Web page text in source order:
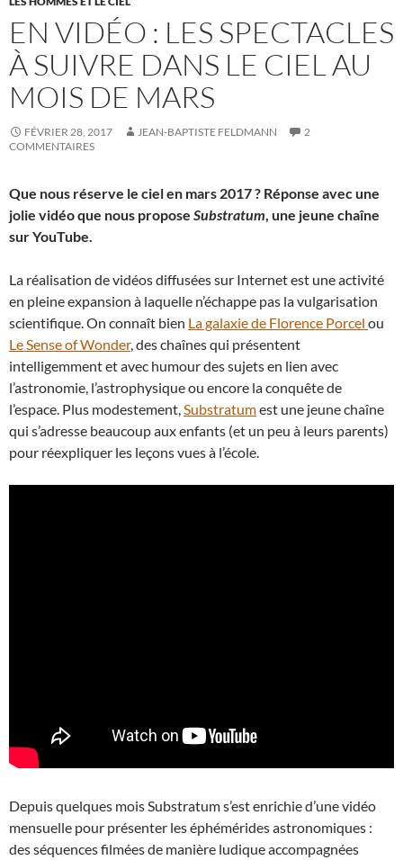
EN VIDÉO : LES SPECTACLES
À SUIVRE DANS LE CIEL AU
MOIS DE MARS
FÉVRIER 28, 2017 JEAN-BAPTISTE FELDMANN
2
COMMENTAIRES
Que nous réserve le ciel en mars 2017 ? Réponse avec une
jolie vidéo que nous propose Substratum, une jeune chaîne
sur YouTube.
La réalisation de vidéos diffusées sur Internet est une activité
en pleine expansion à laquelle n’échappe pas la vulgarisation
scientifique. On connaît bien La galaxie de Florence Porcel ou
Le Sense of Wonder, des chaînes qui présentent
intelligemment et avec humour des sujets en lien avec
l’astronomie, l’astrophysique ou encore la conquête de
l’espace. Plus modestement,Substratumest une jeune chaîne
qui s’adresse beaucoup aux enfants (et un peu à leurs parents)
pour réexpliquer les leçons vues à l’école.
Depuis quelques mois Substratum s’est enrichie d’une vidéo
mensuelle pour présenter les éphémérides astronomiques :
des séquences filmées de manière ludique accompagnées